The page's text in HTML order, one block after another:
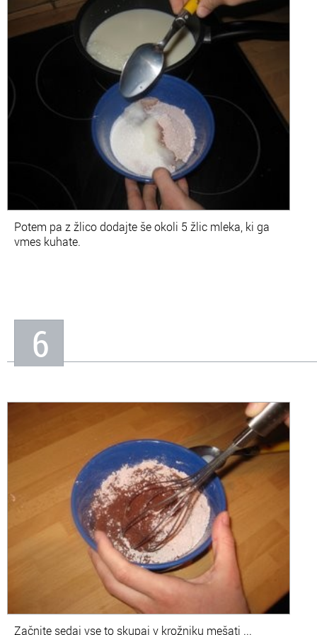
Potem pa z žlico dodajte še okoli 5 žlic mleka , ki ga
vmes kuhate.
6
Začnite sedaj vse to skupaj v krožniku mešati ...